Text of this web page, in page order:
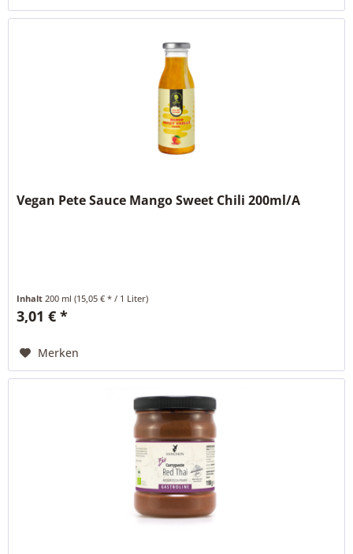
Vegan Pete Sauce Mango Sweet Chili 200ml/A
Inhalt200 ml(15,05 € * / 1 Liter)
3,01 € *
Merken